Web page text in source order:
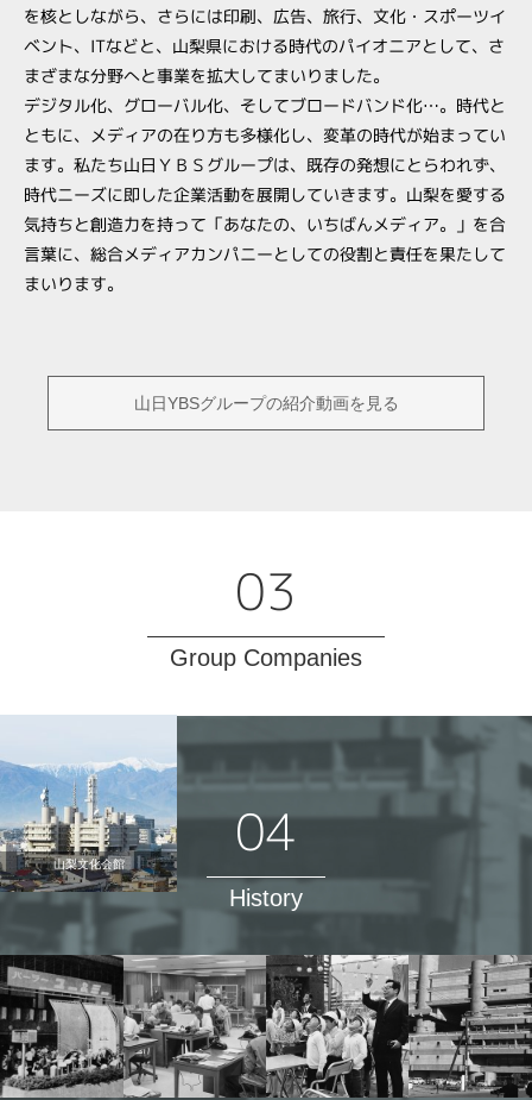
を核としながら、さらには印刷、広告、旅行、文化・スポーツイ
ベント、ITなどと、山梨県における時代のパイオニアとして、さ
まざまな分野へと事業を拡大してまいりました。
デジタル化、グローバル化、そしてブロードバンド化…。時代と
ともに、メディアの在り方も多様化し、変革の時代が始まってい
ます。私たち山日ＹＢＳグループは、既存の発想にとらわれず、
時代ニーズに即した企業活動を展開していきます。山梨を愛する
気持ちと創造力を持って「あなたの、いちばんメディア。」を合
言葉に、総合メディアカンパニーとしての役割と責任を果たして
まいります。
山日YBSグループの紹介動画を見る
03
Group Companies
山梨日日新聞社
YBS山梨放送
アドブレーン社
サンニチ印刷
YBS T&L
山梨ニューメディアセンター
山梨文化学園
日本ネットワークサービス
デジタルデビジョン
ファーストビジョン
ウインテック コミュニケーシ
ョンズ
新聞センター
山日リース
山梨文化会館 04
History